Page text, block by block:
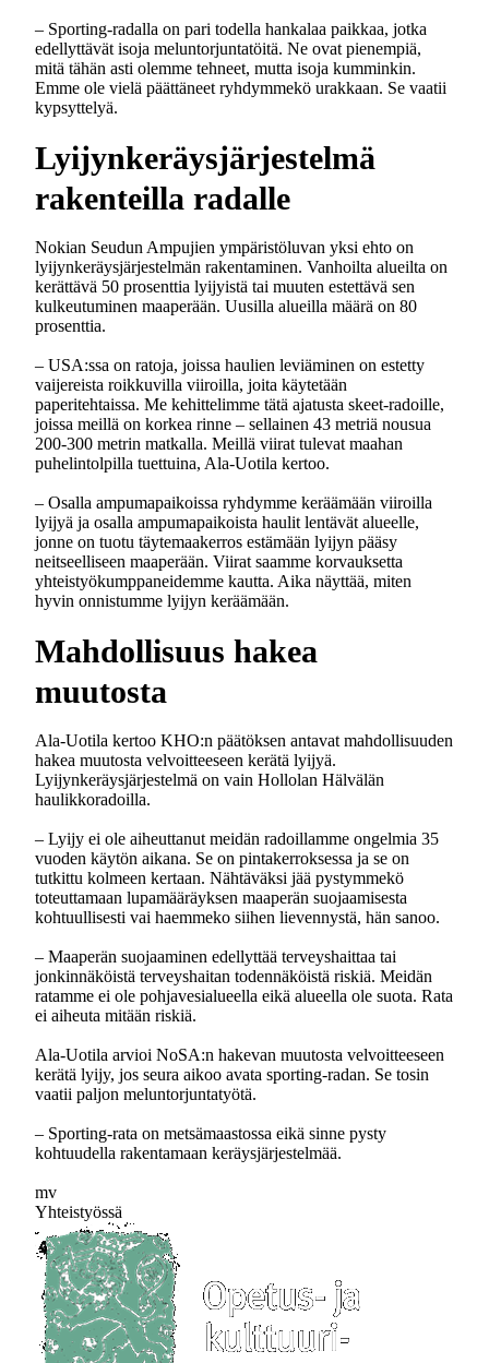
– Sporting-radalla on pari todella hankalaa paikkaa, jotka
edellyttävät isoja meluntorjuntatöitä. Ne ovat pienempiä,
mitä tähän asti olemme tehneet, mutta isoja kumminkin.
Emme ole vielä päättäneet ryhdymmekö urakkaan. Se vaatii
kypsyttelyä.
Lyijynkeräysjärjestelmä
rakenteilla radalle
Nokian Seudun Ampujien ympäristöluvan yksi ehto on
lyijynkeräysjärjestelmän rakentaminen. Vanhoilta alueilta on
kerättävä 50 prosenttia lyijyistä tai muuten estettävä sen
kulkeutuminen maaperään. Uusilla alueilla määrä on 80
prosenttia.
– USA:ssa on ratoja, joissa haulien leviäminen on estetty
vaijereista roikkuvilla viiroilla, joita käytetään
paperitehtaissa. Me kehittelimme tätä ajatusta skeet-radoille,
joissa meillä on korkea rinne – sellainen 43 metriä nousua
200-300 metrin matkalla. Meillä viirat tulevat maahan
puhelintolpilla tuettuina, Ala-Uotila kertoo.
– Osalla ampumapaikoissa ryhdymme keräämään viiroilla
lyijyä ja osalla ampumapaikoista haulit lentävät alueelle,
jonne on tuotu täytemaakerros estämään lyijyn pääsy
neitseelliseen maaperään. Viirat saamme korvauksetta
yhteistyökumppaneidemme kautta. Aika näyttää, miten
hyvin onnistumme lyijyn keräämään.
Mahdollisuus hakea
muutosta
Ala-Uotila kertoo KHO:n päätöksen antavat mahdollisuuden
hakea muutosta velvoitteeseen kerätä lyijyä.
Lyijynkeräysjärjestelmä on vain Hollolan Hälvälän
haulikkoradoilla.
– Lyijy ei ole aiheuttanut meidän radoillamme ongelmia 35
vuoden käytön aikana. Se on pintakerroksessa ja se on
tutkittu kolmeen kertaan. Nähtäväksi jää pystymmekö
toteuttamaan lupamääräyksen maaperän suojaamisesta
kohtuullisesti vai haemmeko siihen lievennystä, hän sanoo.
– Maaperän suojaaminen edellyttää terveyshaittaa tai
jonkinnäköistä terveyshaitan todennäköistä riskiä. Meidän
ratamme ei ole pohjavesialueella eikä alueella ole suota. Rata
ei aiheuta mitään riskiä.
Ala-Uotila arvioi NoSA:n hakevan muutosta velvoitteeseen
kerätä lyijy, jos seura aikoo avata sporting-radan. Se tosin
vaatii paljon meluntorjuntatyötä.
– Sporting-rata on metsämaastossa eikä sinne pysty
kohtuudella rakentamaan keräysjärjestelmää.
mv
Yhteistyössä